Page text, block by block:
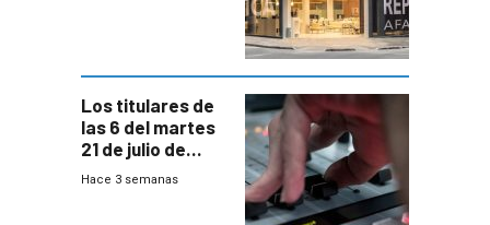
Los titulares de
las 6 del martes
21 de julio de
2026
Hace 3 semanas